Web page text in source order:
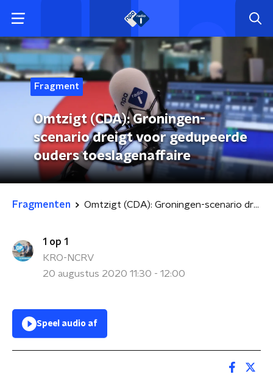
Fragment
Omtzigt (CDA): Groningen-
scenario dreigt voor gedupeerde
ouders toeslagenaffaire
Fragmenten Omtzigt (CDA): Groningen-scenario dreigt voor gedupeerde ouders toeslagenaffaire
1 op 1
KRO-NCRV
20 augustus 2020 11:30 - 12:00
Speel audio af